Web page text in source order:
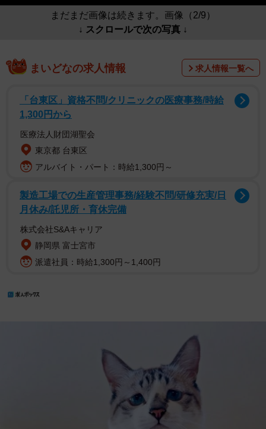
まだまだ画像は続きます。画像（2/9）
↓ スクロールで次の写真 ↓
まいどなの求人情報 求人情報一覧へ
「台東区」資格不問/クリニックの医療事務/時給
1,300円から
医療法人財団湖聖会
東京都 台東区
アルバイト・パート：時給1,300円～
製造工場での生産管理事務/経験不問/研修充実/日
月休み/託児所・育休完備
株式会社S&Aキャリア
静岡県 富士宮市
派遣社員：時給1,300円～1,400円